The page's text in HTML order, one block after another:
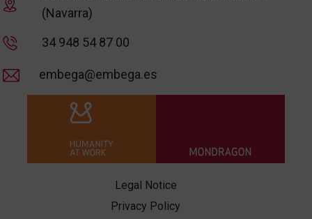
(Navarra)
34 948 54 87 00
embega@embega.es
Legal Notice
Privacy Policy